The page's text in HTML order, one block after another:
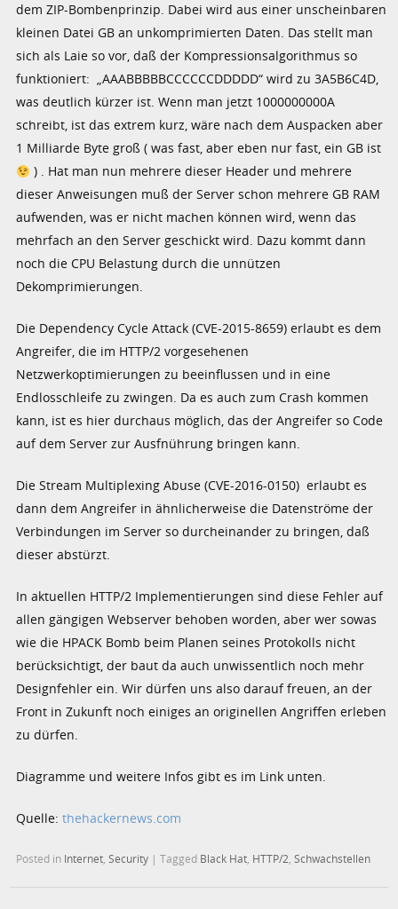
dem ZIP-Bombenprinzip. Dabei wird aus einer unscheinbaren
kleinen Datei GB an unkomprimierten Daten. Das stellt man
sich als Laie so vor, daß der Kompressionsalgorithmus so
funktioniert: „AAABBBBBCCCCCCDDDDD“ wird zu 3A5B6C4D,
was deutlich kürzer ist. Wenn man jetzt 1000000000A
schreibt, ist das extrem kurz, wäre nach dem Auspacken aber
1 Milliarde Byte groß ( was fast, aber eben nur fast, ein GB ist
) . Hat man nun mehrere dieser Header und mehrere
dieser Anweisungen muß der Server schon mehrere GB RAM
aufwenden, was er nicht machen können wird, wenn das
mehrfach an den Server geschickt wird. Dazu kommt dann
noch die CPU Belastung durch die unnützen
Dekomprimierungen.
Die Dependency Cycle Attack (CVE-2015-8659) erlaubt es dem
Angreifer, die im HTTP/2 vorgesehenen
Netzwerkoptimierungen zu beeinflussen und in eine
Endlosschleife zu zwingen. Da es auch zum Crash kommen
kann, ist es hier durchaus möglich, das der Angreifer so Code
auf dem Server zur Ausfnührung bringen kann.
Die Stream Multiplexing Abuse (CVE-2016-0150) erlaubt es
dann dem Angreifer in ähnlicherweise die Datenströme der
Verbindungen im Server so durcheinander zu bringen, daß
dieser abstürzt.
In aktuellen HTTP/2 Implementierungen sind diese Fehler auf
allen gängigen Webserver behoben worden, aber wer sowas
wie die HPACK Bomb beim Planen seines Protokolls nicht
berücksichtigt, der baut da auch unwissentlich noch mehr
Designfehler ein. Wir dürfen uns also darauf freuen, an der
Front in Zukunft noch einiges an originellen Angriffen erleben
zu dürfen.
Diagramme und weitere Infos gibt es im Link unten.
Quelle:thehackernews.com
Posted in Internet ,Security |Tagged Black Hat HTTP/2 ,Schwachstellen